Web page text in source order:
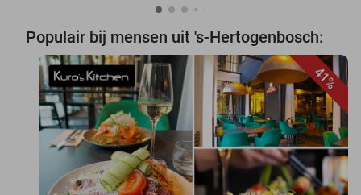
Populair bij mensen uit 's-Hertogenbosch:
41%